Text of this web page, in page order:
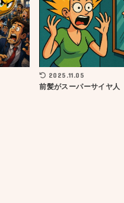
2025.11.05
前髪がスーパーサイヤ人